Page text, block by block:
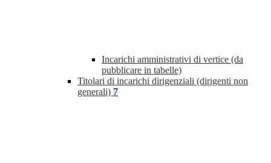
Incarichi amministrativi di vertice (da
pubblicare in tabelle)
Titolari di incarichi dirigenziali (dirigenti non
generali) 7